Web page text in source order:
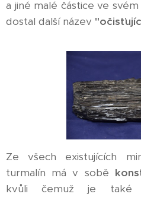
a jiné malé částice ve
dostal další název
Ze všech existujících
turmalín má v sobě
kvůli čemuž je také